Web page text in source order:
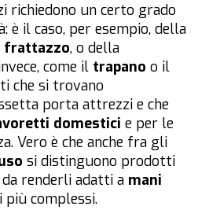
richiedono un certo grado
è il caso, per esempio, della
frattazzo, o della
come il trapano o il
che si trovano
porta attrezzi e che
domestici e per le
Vero è che anche fra gli
si distinguono prodotti
renderli adatti a mani
complessi.